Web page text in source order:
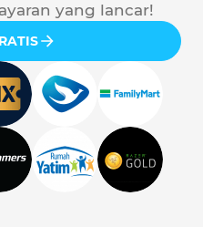
yang lancar!